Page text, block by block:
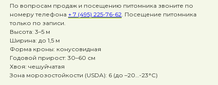
По вопросам продаж и посещению питомника звоните по
номеру телефона + 7 (495) 225-76-62 . Посещение питомника
только по записи.
Высота: 3–5 м
Ширина: до 1,5 м
Форма кроны: конусовидная
Годовой прирост: 30–60 см
Хвоя: чешуйчатая
Зона морозостойкости (USDA): 6 (до –20…-23°C)